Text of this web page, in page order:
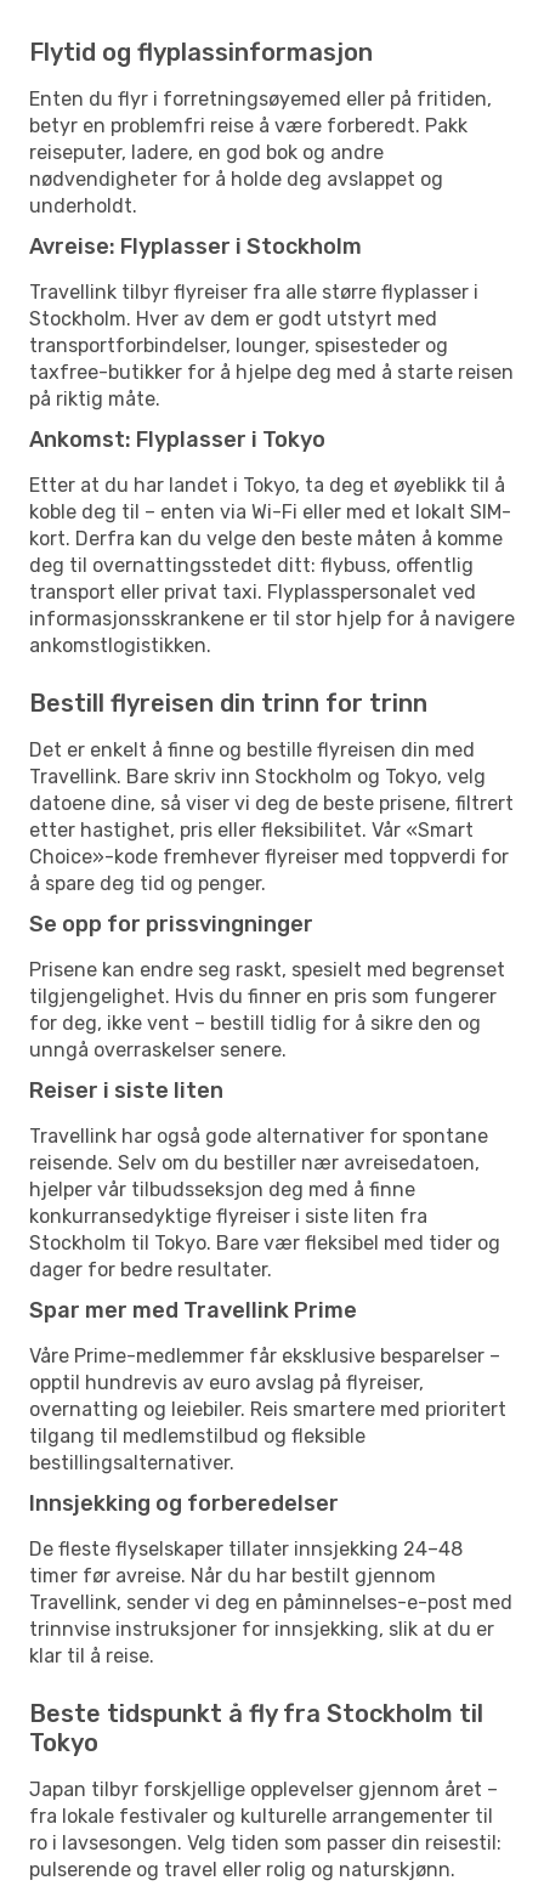
Flytid og flyplassinformasjon
Enten du flyr i forretningsøyemed eller på fritiden,
betyr en problemfri reise å være forberedt. Pakk
reiseputer, ladere, en god bok og andre
nødvendigheter for å holde deg avslappet og
underholdt.
Avreise: Flyplasser i Stockholm
Travellink tilbyr flyreiser fra alle større flyplasser i
Stockholm. Hver av dem er godt utstyrt med
transportforbindelser, lounger, spisesteder og
taxfree-butikker for å hjelpe deg med å starte reisen
på riktig måte.
Ankomst: Flyplasser i Tokyo
Etter at du har landet i Tokyo, ta deg et øyeblikk til å
koble deg til – enten via Wi-Fi eller med et lokalt SIM-
kort. Derfra kan du velge den beste måten å komme
deg til overnattingsstedet ditt: flybuss, offentlig
transport eller privat taxi. Flyplasspersonalet ved
informasjonsskrankene er til stor hjelp for å navigere
ankomstlogistikken.
Bestill flyreisen din trinn for trinn
Det er enkelt å finne og bestille flyreisen din med
Travellink. Bare skriv inn Stockholm og Tokyo, velg
datoene dine, så viser vi deg de beste prisene, filtrert
etter hastighet, pris eller fleksibilitet. Vår «Smart
Choice»-kode fremhever flyreiser med toppverdi for
å spare deg tid og penger.
Se opp for prissvingninger
Prisene kan endre seg raskt, spesielt med begrenset
tilgjengelighet. Hvis du finner en pris som fungerer
for deg, ikke vent – bestill tidlig for å sikre den og
unngå overraskelser senere.
Reiser i siste liten
Travellink har også gode alternativer for spontane
reisende. Selv om du bestiller nær avreisedatoen,
hjelper vår tilbudsseksjon deg med å finne
konkurransedyktige flyreiser i siste liten fra
Stockholm til Tokyo. Bare vær fleksibel med tider og
dager for bedre resultater.
Spar mer med Travellink Prime
Våre Prime-medlemmer får eksklusive besparelser –
opptil hundrevis av euro avslag på flyreiser,
overnatting og leiebiler. Reis smartere med prioritert
tilgang til medlemstilbud og fleksible
bestillingsalternativer.
Innsjekking og forberedelser
De fleste flyselskaper tillater innsjekking 24–48
timer før avreise. Når du har bestilt gjennom
Travellink, sender vi deg en påminnelses-e-post med
trinnvise instruksjoner for innsjekking, slik at du er
klar til å reise.
Beste tidspunkt å fly fra Stockholm til
Tokyo
Japan tilbyr forskjellige opplevelser gjennom året –
fra lokale festivaler og kulturelle arrangementer til
ro i lavsesongen. Velg tiden som passer din reisestil:
pulserende og travel eller rolig og naturskjønn.